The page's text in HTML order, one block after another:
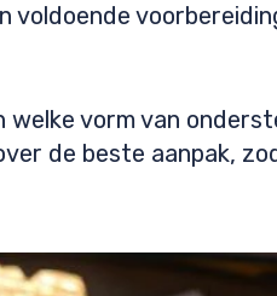
vorm van
de beste aanpak,